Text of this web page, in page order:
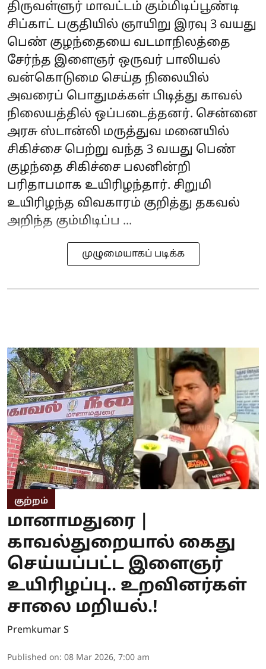
திருவள்ளுர் மாவட்டம் கும்மிடிப்பூண்டி
சிப்காட் பகுதியில் ஞாயிறு இரவு 3 வயது
பெண் குழந்தையை வடமாநிலத்தை
சேர்ந்த இளைஞர் ஒருவர் பாலியல்
வன்கொடுமை செய்த நிலையில்
அவரைப் பொதுமக்கள் பிடித்து காவல்
நிலையத்தில் ஒப்படைத்தனர். சென்னை
அரசு ஸ்டான்லி மருத்துவ மனையில்
சிகிச்சை பெற்று வந்த 3 வயது பெண்
குழந்தை சிகிச்சை பலனின்றி
பரிதாபமாக உயிரிழந்தார். சிறுமி
உயிரிழந்த விவகாரம் குறித்து தகவல்
அறிந்த கும்மிடிப்ப ...
முழுமையாகப் படிக்க
குற்றம்
மானாமதுரை |
காவல்துறையால் கைது
செய்யப்பட்ட இளைஞர்
உயிரிழப்பு.. உறவினர்கள்
சாலை மறியல்.!
Premkumar S
Published on: 08 Mar 2026, 7:00 am